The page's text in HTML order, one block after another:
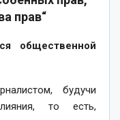
прав“
общественной
будучи
то есть,